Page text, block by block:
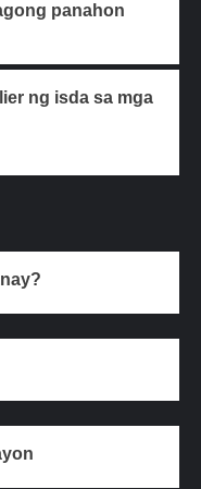
panahon
ng isda sa mga